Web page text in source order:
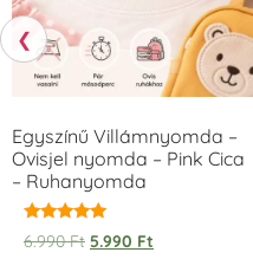
❮
Egyszínű Villámnyomda –
Ovisjel nyomda – Pink Cica
– Ruhanyomda
Értékelés:
5.00
6.990Ft 5.990 Ft